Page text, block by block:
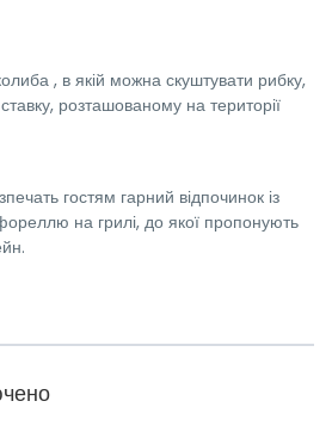
, в якій можна скуштувати рибку,
розташованому на території
гостям гарний відпочинок із
на грилі, до якої пропонують